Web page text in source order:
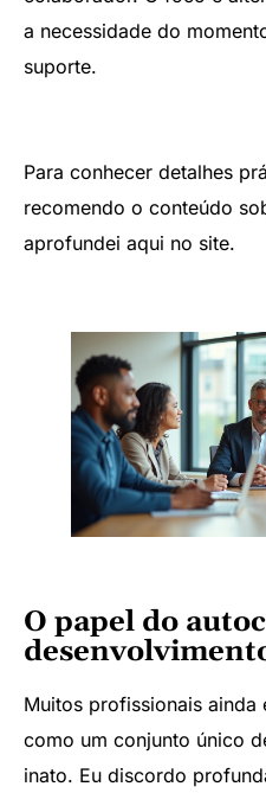
a necessidade do
suporte.
Para conhecer detalhes
recomendo o conteúdo
aprofundei aqui no site.
O papel do
Muitos profissionais ainda
como um conjunto único
inato. Eu discordo